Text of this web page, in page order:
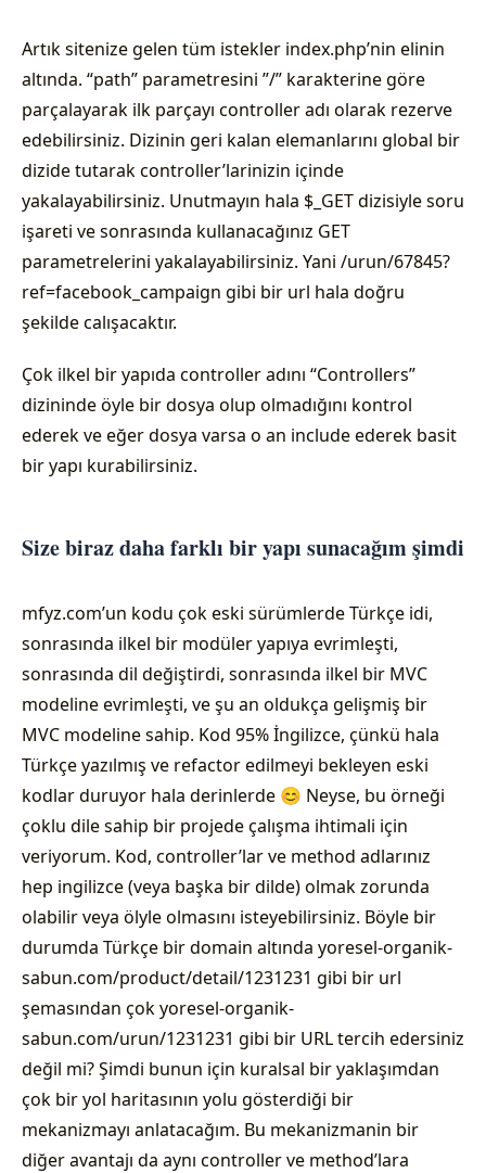
Artık sitenize gelen tüm istekler index.php’nin elinin
altında. “path” parametresini ”/” karakterine göre
parçalayarak ilk parçayı controller adı olarak rezerve
edebilirsiniz. Dizinin geri kalan elemanlarını global bir
dizide tutarak controller’larinizin içinde
yakalayabilirsiniz. Unutmayın hala $_GET dizisiyle soru
işareti ve sonrasında kullanacağınız GET
parametrelerini yakalayabilirsiniz. Yani /urun/67845?
ref=facebook_campaign gibi bir url hala doğru
şekilde calışacaktır.
Çok ilkel bir yapıda controller adını “Controllers”
dizininde öyle bir dosya olup olmadığını kontrol
ederek ve eğer dosya varsa o an include ederek basit
bir yapı kurabilirsiniz.
Size biraz daha farklı bir yapı sunacağım şimdi
mfyz.com’un kodu çok eski sürümlerde Türkçe idi,
sonrasında ilkel bir modüler yapıya evrimleşti,
sonrasında dil değiştirdi, sonrasında ilkel bir MVC
modeline evrimleşti, ve şu an oldukça gelişmiş bir
MVC modeline sahip. Kod 95% İngilizce, çünkü hala
Türkçe yazılmış ve refactor edilmeyi bekleyen eski
kodlar duruyor hala derinlerde 😊 Neyse, bu örneği
çoklu dile sahip bir projede çalışma ihtimali için
veriyorum. Kod, controller’lar ve method adlarınız
hep ingilizce (veya başka bir dilde) olmak zorunda
olabilir veya ölyle olmasını isteyebilirsiniz. Böyle bir
durumda Türkçe bir domain altında yoresel-organik-
sabun.com/product/detail/1231231 gibi bir url
şemasından çok yoresel-organik-
sabun.com/urun/1231231 gibi bir URL tercih edersiniz
değil mi? Şimdi bunun için kuralsal bir yaklaşımdan
çok bir yol haritasının yolu gösterdiği bir
mekanizmayı anlatacağım. Bu mekanizmanin bir
diğer avantajı da aynı controller ve method’lara